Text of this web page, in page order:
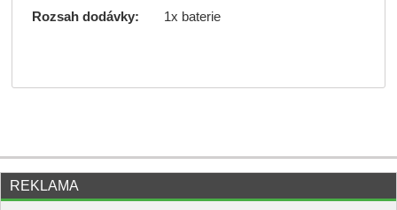
Rozsah dodávky:
1x baterie
REKLAMA